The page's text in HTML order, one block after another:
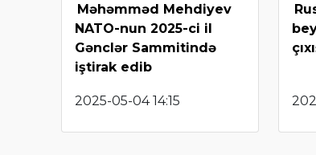
Məhəmməd Mehdiyev
NATO-nun 2025-ci il
Gənclər Sammitində
iştirak edib
2025-05-04 14:15